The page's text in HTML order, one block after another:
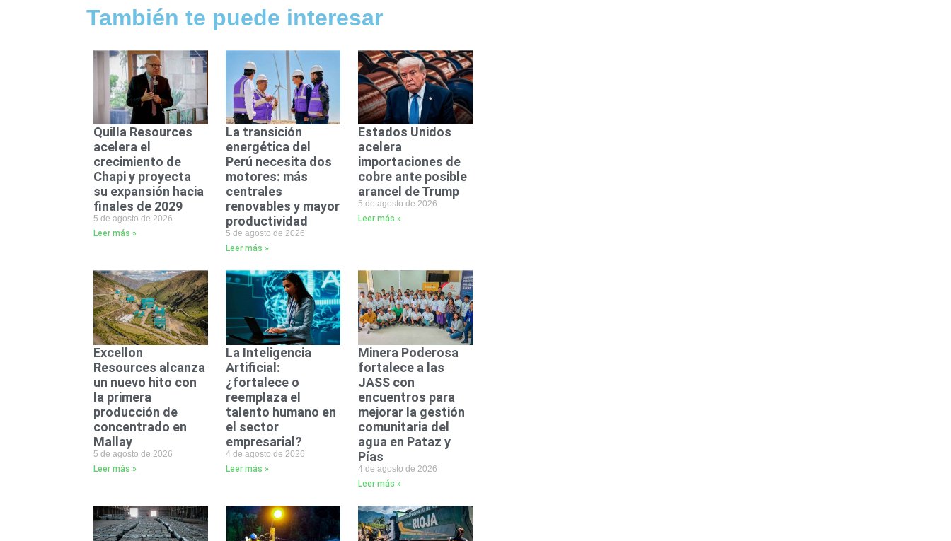
También te puede interesar
Quilla Resources
acelera el
crecimiento de
Chapi y proyecta
su expansión hacia
finales de 2029
5 de agosto de 2026
Leer más »
La transición
energética del
Perú necesita dos
motores: más
centrales
renovables y mayor
productividad
5 de agosto de 2026
Leer más »
Estados Unidos
acelera
importaciones de
cobre ante posible
arancel de Trump
5 de agosto de 2026
Leer más »
Excellon
Resources alcanza
un nuevo hito con
la primera
producción de
concentrado en
Mallay
5 de agosto de 2026
Leer más »
La Inteligencia
Artificial:
¿fortalece o
reemplaza el
talento humano en
el sector
empresarial?
4 de agosto de 2026
Leer más »
Minera Poderosa
fortalece a las
JASS con
encuentros para
mejorar la gestión
comunitaria del
agua en Pataz y
Pías
4 de agosto de 2026
Leer más »